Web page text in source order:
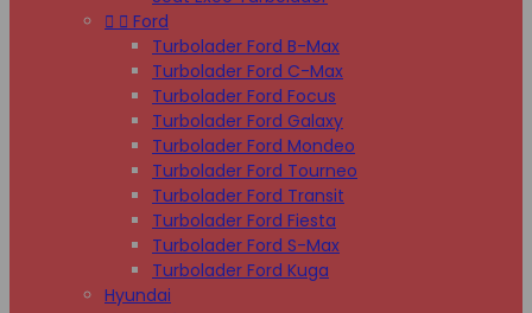
  Ford
Turbolader Ford B-Max
Turbolader Ford C-Max
Turbolader Ford Focus
Turbolader Ford Galaxy
Turbolader Ford Mondeo
Turbolader Ford Tourneo
Turbolader Ford Transit
Turbolader Ford Fiesta
Turbolader Ford S-Max
Turbolader Ford Kuga
Hyundai